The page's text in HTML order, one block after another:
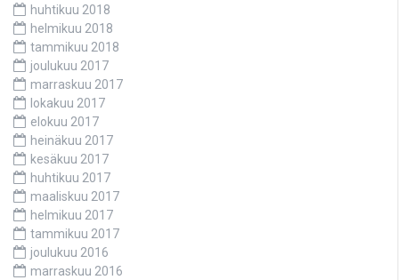
huhtikuu 2018
helmikuu 2018
tammikuu 2018
joulukuu 2017
marraskuu 2017
lokakuu 2017
elokuu 2017
heinäkuu 2017
kesäkuu 2017
huhtikuu 2017
maaliskuu 2017
helmikuu 2017
tammikuu 2017
joulukuu 2016
marraskuu 2016